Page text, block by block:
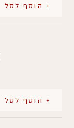
+ הוסף לסל
+ הוסף לסל